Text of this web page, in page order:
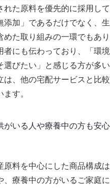
れた原料を優先的に採用し
添加」であるだけでなく、
めた取り組みの一環でもあ
者にも伝わっており、「環
選びたい」と感じる方が多
は、他の宅配サービスと比
す。
がいる人や療養中の方も安
原料を中心にした商品構成
、療養中の方がいるご家庭